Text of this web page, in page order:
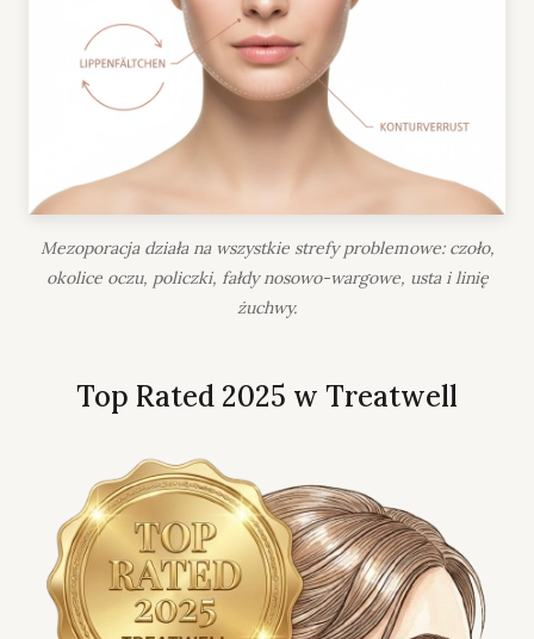
Mezoporacja działa na wszystkie strefy problemowe: czoło,
okolice oczu, policzki, fałdy nosowo-wargowe, usta i linię
żuchwy.
Top Rated 2025 w Treatwell